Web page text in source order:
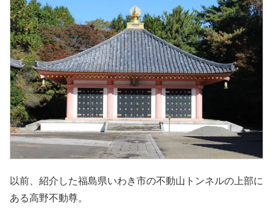
以前、紹介した福島県いわき市の不動山トンネルの上部に
ある高野不動尊。